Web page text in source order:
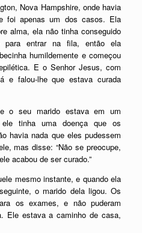
Nova Hampshire, onde havia
foi apenas um dos casos. Ela
alma, ela não tinha conseguido
para entrar na fila, então ela
humildemente e começou
E o Senhor Jesus, com
e falou-lhe que estava curada
o seu marido estava em um
ele tinha uma doença que os
havia nada que eles pudessem
mas disse: “Não se preocupe,
acabou de ser curado.”
mesmo instante, e quando ela
o marido dela ligou. Os
os exames, e não puderam
Ele estava a caminho de casa,